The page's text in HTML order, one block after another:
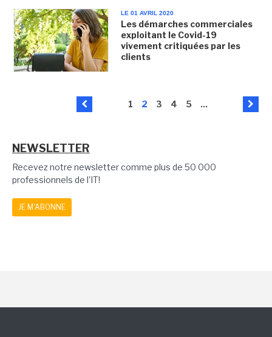
LE 01 AVRIL 2020
Les démarches commerciales
exploitant le Covid-19
vivement critiquées par les
clients
1 2 3 4 5 ...
NEWSLETTER
Recevez notre newsletter comme plus de 50 000
professionnels de l'IT!
JE M'ABONNE